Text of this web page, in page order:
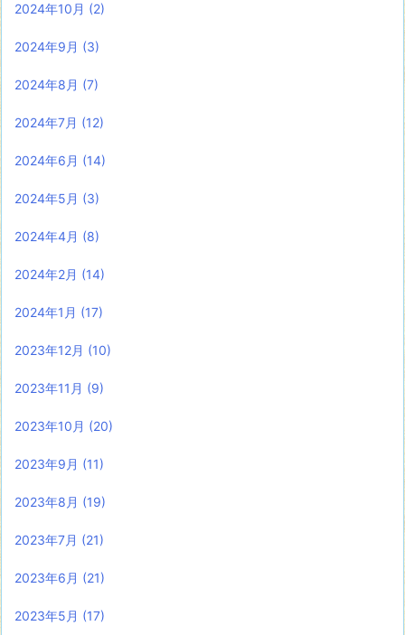
2024年10月 (2)
2024年9月 (3)
2024年8月 (7)
2024年7月 (12)
2024年6月 (14)
2024年5月 (3)
2024年4月 (8)
2024年2月 (14)
2024年1月 (17)
2023年12月 (10)
2023年11月 (9)
2023年10月 (20)
2023年9月 (11)
2023年8月 (19)
2023年7月 (21)
2023年6月 (21)
2023年5月 (17)